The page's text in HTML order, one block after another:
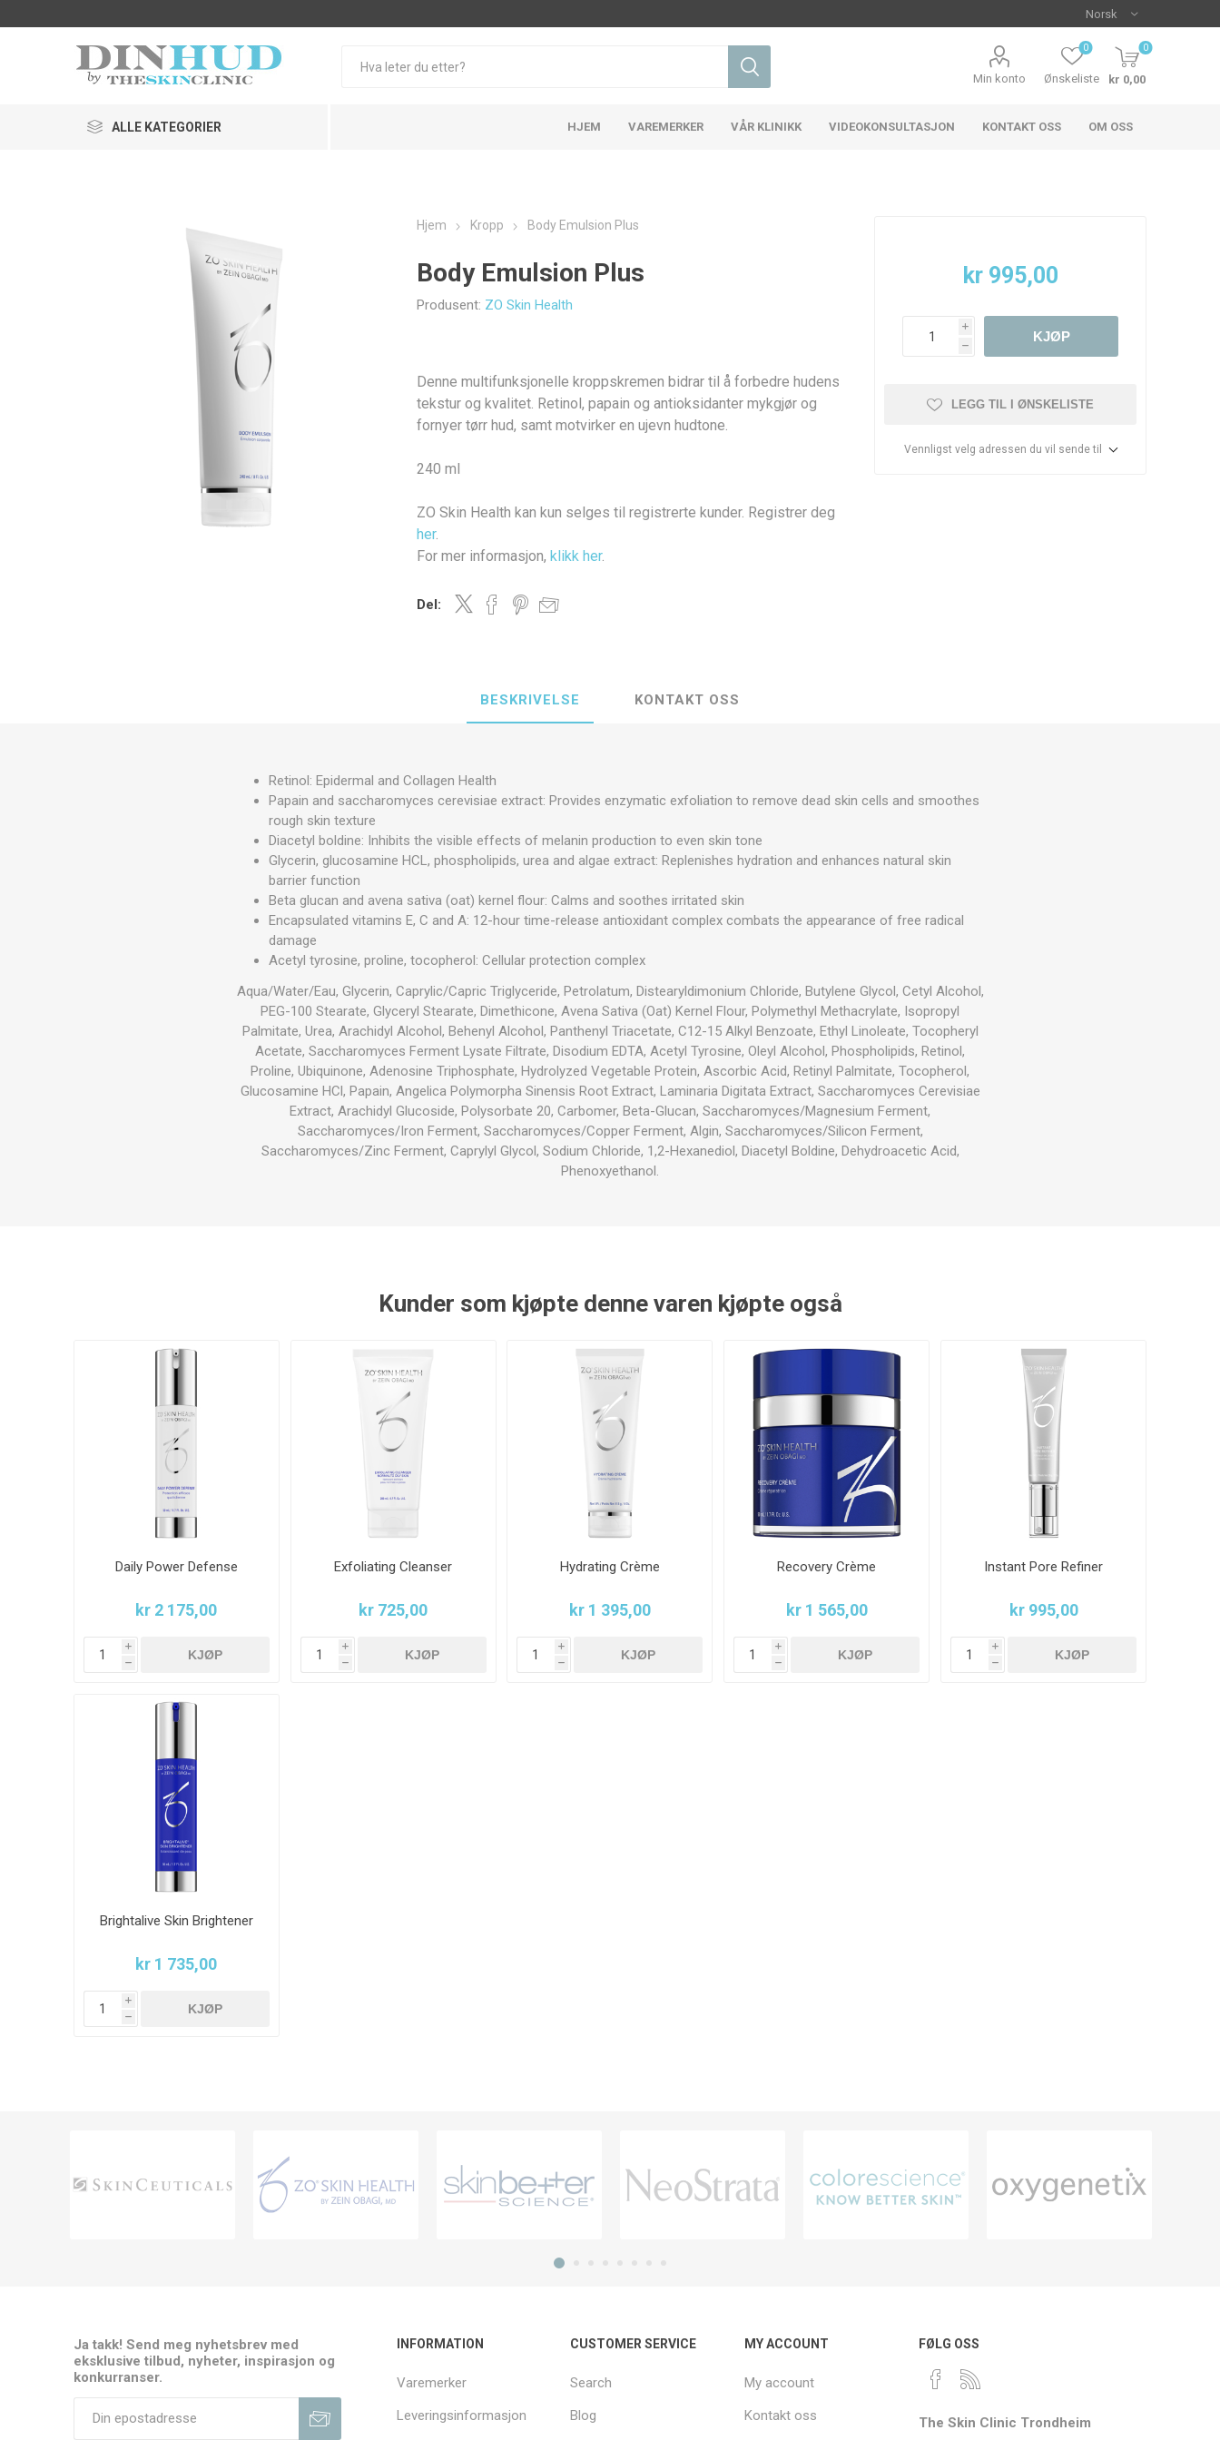
Min konto Ønskeliste
0 0
kr 0,00
ALLE KATEGORIER
Rød og irritert hud
Dehydrert hud
HJEM VAREMERKER
SkinCeuticals Colorescience
Oxygenetix Grande Cosmetics Dermaceutic
VÅR KLINIKK VIDEOKONSULTASJON KONTAKT OSS OM OSS
Hjem Kropp Body Emulsion Plus
Body Emulsion Plus
Produsent: ZO Skin Health
Denne multifunksjonelle kroppskremen bidrar til å forbedre hudens
tekstur og kvalitet. Retinol, papain og antioksidanter mykgjør og
fornyer tørr hud, samt motvirker en ujevn hudtone.
240 ml
ZO Skin Health kan kun selges til registrerte kunder. Registrer deg
her.
For mer informasjon,klikk her.
Del:
kr 995,00
i
h
KJØP
LEGG TIL I ØNSKELISTE
Vennligst velg adressen du vil sende til
BESKRIVELSE KONTAKT OSS
Retinol: Epidermal and Collagen Health
Papain and saccharomyces cerevisiae extract: Provides enzymatic exfoliation to remove dead skin cells and smoothes
rough skin texture
Diacetyl boldine: Inhibits the visible effects of melanin production to even skin tone
Glycerin, glucosamine HCL, phospholipids, urea and algae extract: Replenishes hydration and enhances natural skin
barrier function
Beta glucan and avena sativa (oat) kernel flour: Calms and soothes irritated skin
Encapsulated vitamins E, C and A: 12-hour time-release antioxidant complex combats the appearance of free radical
damage
Acetyl tyrosine, proline, tocopherol: Cellular protection complex
Aqua/Water/Eau, Glycerin, Caprylic/Capric Triglyceride, Petrolatum, Distearyldimonium Chloride, Butylene Glycol, Cetyl Alcohol,
PEG-100 Stearate, Glyceryl Stearate, Dimethicone, Avena Sativa (Oat) Kernel Flour, Polymethyl Methacrylate, Isopropyl
Palmitate, Urea, Arachidyl Alcohol, Behenyl Alcohol, Panthenyl Triacetate, C12-15 Alkyl Benzoate, Ethyl Linoleate, Tocopheryl
Acetate, Saccharomyces Ferment Lysate Filtrate, Disodium EDTA, Acetyl Tyrosine, Oleyl Alcohol, Phospholipids, Retinol,
Proline, Ubiquinone, Adenosine Triphosphate, Hydrolyzed Vegetable Protein, Ascorbic Acid, Retinyl Palmitate, Tocopherol,
Glucosamine HCl, Papain, Angelica Polymorpha Sinensis Root Extract, Laminaria Digitata Extract, Saccharomyces Cerevisiae
Extract, Arachidyl Glucoside, Polysorbate 20, Carbomer, Beta-Glucan, Saccharomyces/Magnesium Ferment,
Saccharomyces/Iron Ferment, Saccharomyces/Copper Ferment, Algin, Saccharomyces/Silicon Ferment,
Saccharomyces/Zinc Ferment, Caprylyl Glycol, Sodium Chloride, 1,2-Hexanediol, Diacetyl Boldine, Dehydroacetic Acid,
Phenoxyethanol.
Kunder som kjøpte denne varen kjøpte også
Daily Power Defense
kr 2 175,00
i
h
KJØP
Exfoliating Cleanser
kr 725,00
i
h
KJØP
Hydrating Crème
kr 1 395,00
i
h
KJØP
Recovery Crème
kr 1 565,00
i
h
KJØP
Instant Pore Refiner
kr 995,00
i
h
KJØP
Brightalive Skin Brightener
kr 1 735,00
i
h
KJØP
Ja takk! Send meg nyhetsbrev med
eksklusive tilbud, nyheter, inspirasjon og
konkurranser.
INFORMATION
Varemerker
Leveringsinformasjon
CUSTOMER SERVICE
Search
Blog
MY ACCOUNT
My account
Kontakt oss
FØLG OSS
The Skin Clinic Trondheim